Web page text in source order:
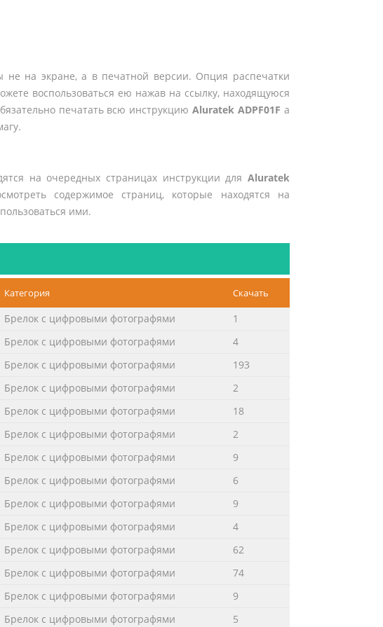
не на экране, а в печатной версии. Опция распечатки
воспользоваться ею нажав на ссылку, находящуюся
печатать всю инструкциюAluratek ADPF01F а
на очередных страницах инструкции для Aluratek
содержимое страниц, которые находятся на
ими.
Категория Скачать
Брелок с цифровыми фотографями
1
Брелок с цифровыми фотографями
4
Брелок с цифровыми фотографями
193
Брелок с цифровыми фотографями
2
Брелок с цифровыми фотографями
18
Брелок с цифровыми фотографями
2
Брелок с цифровыми фотографями
9
Брелок с цифровыми фотографями
6
Брелок с цифровыми фотографями
9
Брелок с цифровыми фотографями
4
Брелок с цифровыми фотографями
62
Брелок с цифровыми фотографями
74
Брелок с цифровыми фотографями
9
Брелок с цифровыми фотографями 5